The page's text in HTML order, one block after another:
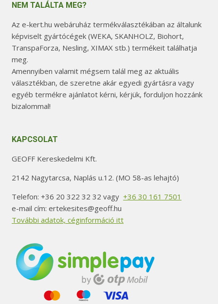
NEM TALÁLTA MEG?
Az e-kert.hu webáruház termékválasztékában az általunk
képviselt gyártócégek (WEKA, SKANHOLZ, Biohort,
TranspaForza, Nesling, XIMAX stb.) termékeit találhatja
meg.
Amennyiben valamit mégsem talál meg az aktuális
választékban, de szeretne akár egyedi gyártásra vagy
egyéb termékre ajánlatot kérni, kérjük, forduljon hozzánk
bizalommal!
KAPCSOLAT
GEOFF Kereskedelmi Kft.
2142 Nagytarcsa, Naplás u.12. (MO 58-as lehajtó)
Telefon: +36 20 322 32 32 vagy +36 30 161 7501
e-mail cím: ertekesites@geoff.hu
További adatok, céginformáció itt